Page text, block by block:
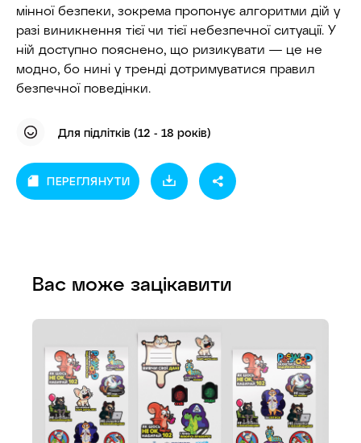
мінної безпеки, зокрема пропонує алгоритми дій у
разі виникнення тієї чи тієї небезпечної ситуації. У
ній доступно пояснено, що ризикувати — це не
модно, бо нині у тренді дотримуватися правил
безпечної поведінки.
Для підлітків (12 - 18 років)
ПЕРЕГЛЯНУТИ
Вас може зацікавити